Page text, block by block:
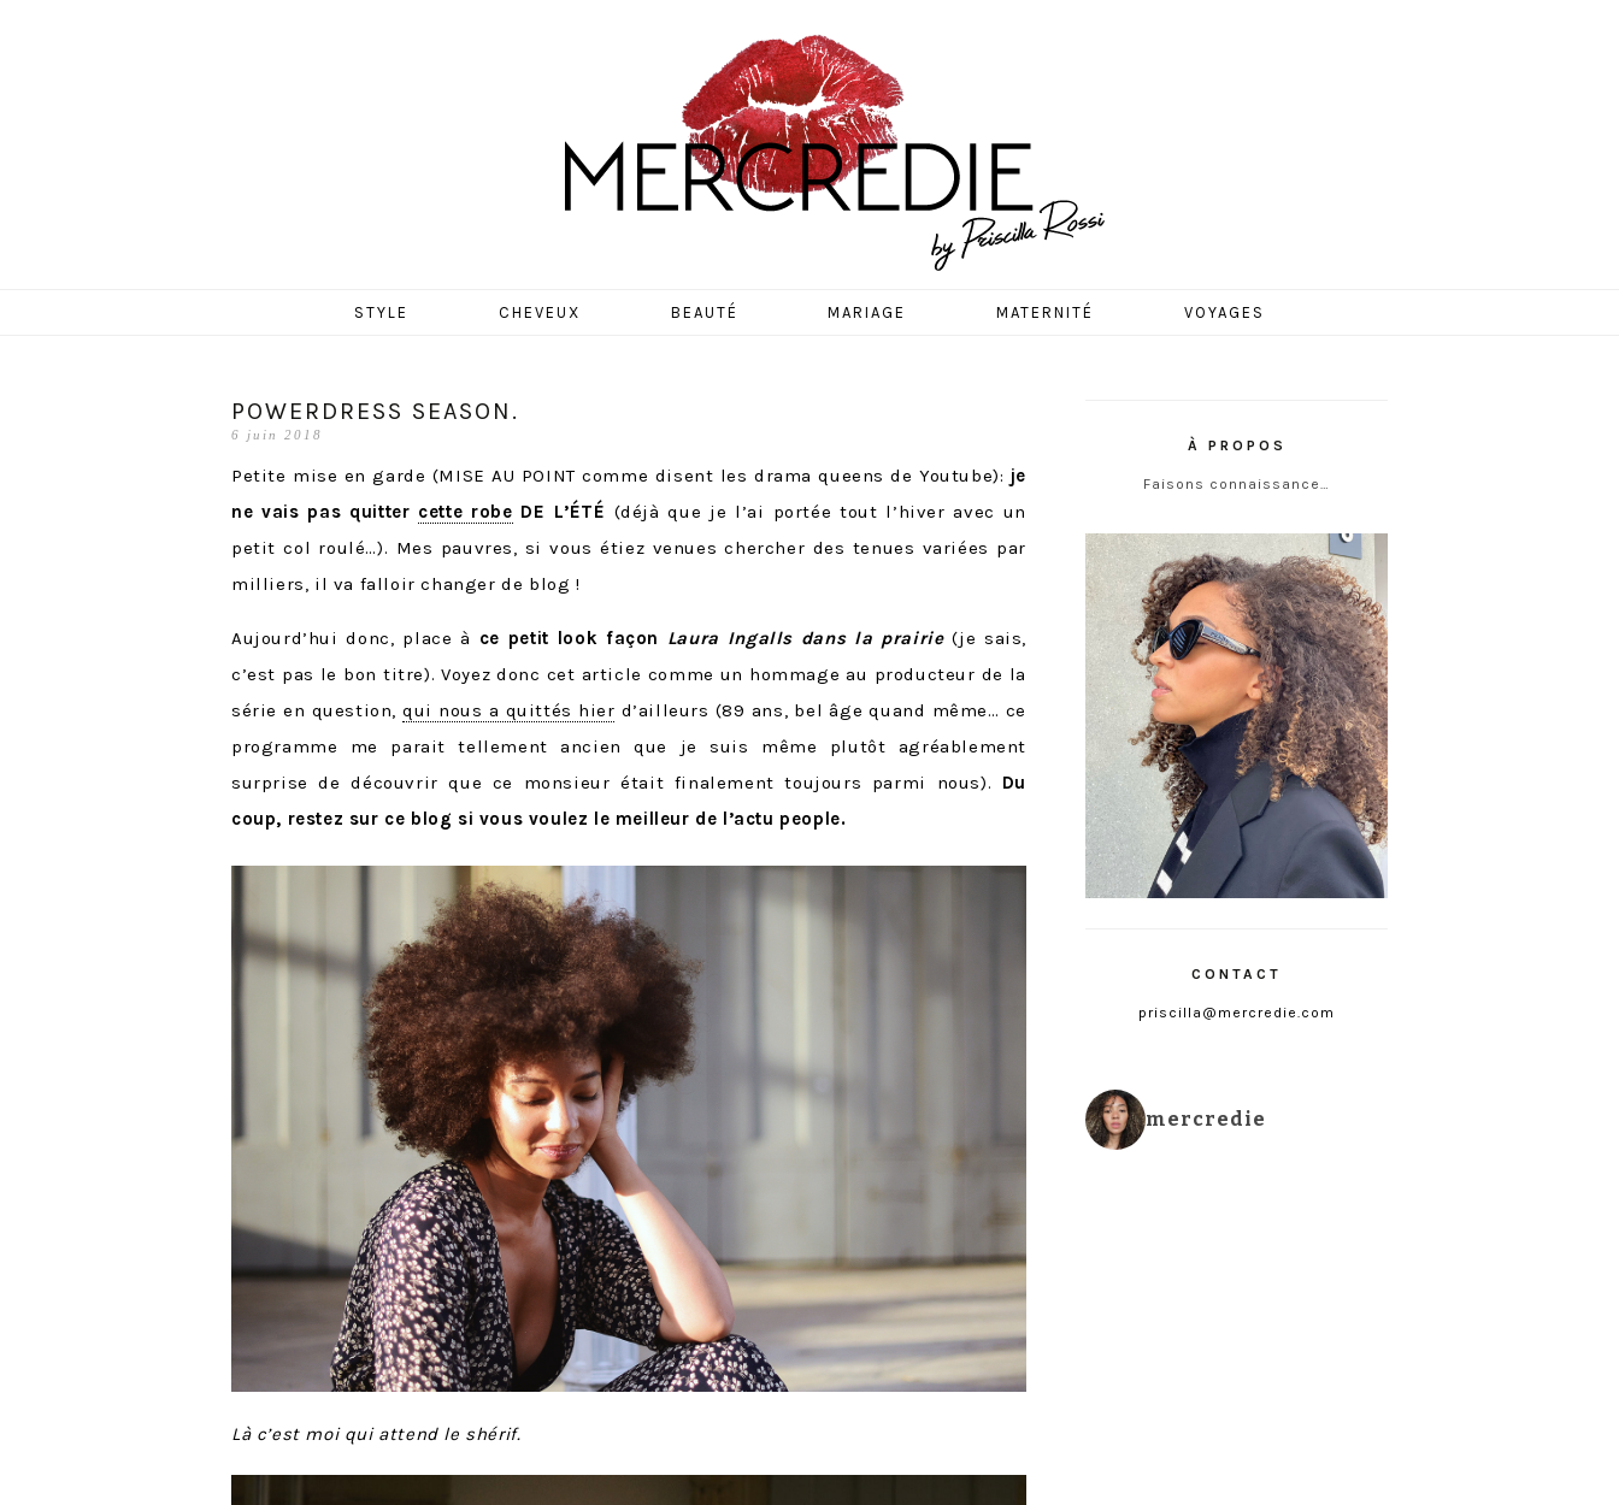
MERCREDIE
STYLE CHEVEUX BEAUTÉ MARIAGE MATERNITÉ VOYAGES
POWERDRESS SEASON.
6 juin 2018
Petite mise en garde (MISE AU POINT comme disent les drama queens de Youtube): je
ne vais pas quitter cette robe DE L’ÉTÉ (déjà que je l’ai portée tout l’hiver avec un
petit col roulé…). Mes pauvres, si vous étiez venues chercher des tenues variées par
milliers, il va falloir changer de blog !
Aujourd’hui donc, place à ce petit look façon Laura Ingalls dans la prairie(je sais,
c’est pas le bon titre). Voyez donc cet article comme un hommage au producteur de la
série en question,qui nous a quittés hier d’ailleurs (89 ans, bel âge quand même… ce
programme me parait tellement ancien que je suis même plutôt agréablement
surprise de découvrir que ce monsieur était finalement toujours parmi nous). Du
coup, restez sur ce blog si vous voulez le meilleur de l’actu people.
Là c’est moi qui attend le shérif.
À PROPOS
Faisons connaissance…
CONTACT
priscilla@mercredie.com
mercredie